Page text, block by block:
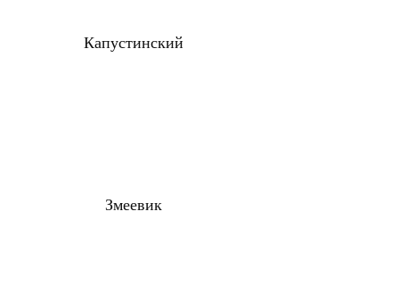
Капустинский
Змеевик